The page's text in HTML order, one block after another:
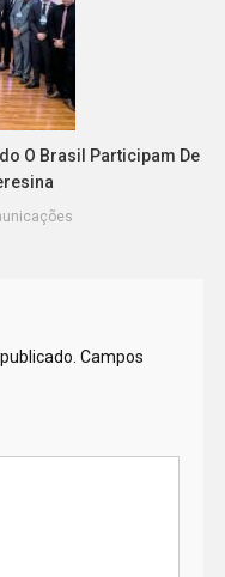
O Brasil Participam De
Campos